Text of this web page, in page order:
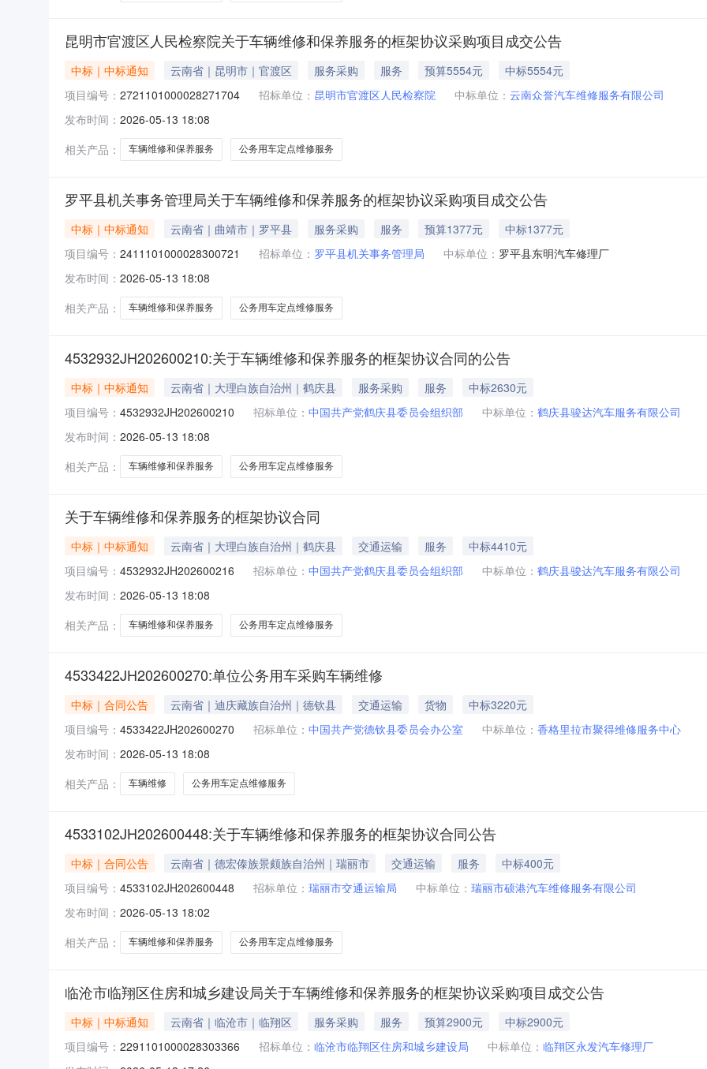
昆明市官渡区人民检察院关于车辆维修和保养服务的框架协议采购项目成交公告
中标｜中标通知 云南省｜昆明市｜官渡区 服务采购 服务 预算5554元
中标5554元
项目编号： 2721101000028271704 招标单位： 昆明市官渡区人民检察院 中标单位： 云南众誉汽车维修服务有限公司
发布时间： 2026-05-13 18:08
相关产品：
车辆维修和保养服务 公务用车定点维修服务
罗平县机关事务管理局关于车辆维修和保养服务的框架协议采购项目成交公告
中标｜中标通知 云南省｜曲靖市｜罗平县 服务采购 服务 预算1377元
中标1377元
项目编号： 2411101000028300721 招标单位： 罗平县机关事务管理局 中标单位： 罗平县东明汽车修理厂
发布时间： 2026-05-13 18:08
相关产品：
车辆维修和保养服务 公务用车定点维修服务
4532932JH202600210:关于车辆维修和保养服务的框架协议合同的公告
中标｜中标通知 云南省｜大理白族自治州｜鹤庆县 服务采购 服务
中标2630元
项目编号： 4532932JH202600210 招标单位： 中国共产党鹤庆县委员会组织部 中标单位： 鹤庆县骏达汽车服务有限公司
发布时间： 2026-05-13 18:08
相关产品：
车辆维修和保养服务 公务用车定点维修服务
关于车辆维修和保养服务的框架协议合同
中标｜中标通知 云南省｜大理白族自治州｜鹤庆县 交通运输 服务
中标4410元
项目编号： 4532932JH202600216 招标单位： 中国共产党鹤庆县委员会组织部 中标单位： 鹤庆县骏达汽车服务有限公司
发布时间： 2026-05-13 18:08
相关产品：
车辆维修和保养服务 公务用车定点维修服务
4533422JH202600270:单位公务用车采购车辆维修
中标｜合同公告 云南省｜迪庆藏族自治州｜德钦县 交通运输 货物
中标3220元
项目编号： 4533422JH202600270 招标单位： 中国共产党德钦县委员会办公室 中标单位： 香格里拉市聚得维修服务中心
发布时间： 2026-05-13 18:08
相关产品：
车辆维修 公务用车定点维修服务
4533102JH202600448:关于车辆维修和保养服务的框架协议合同公告
中标｜合同公告 云南省｜德宏傣族景颇族自治州｜瑞丽市 交通运输 服务
中标400元
项目编号： 4533102JH202600448 招标单位： 瑞丽市交通运输局 中标单位： 瑞丽市硕港汽车维修服务有限公司
发布时间： 2026-05-13 18:02
相关产品：
车辆维修和保养服务 公务用车定点维修服务
临沧市临翔区住房和城乡建设局关于车辆维修和保养服务的框架协议采购项目成交公告
中标｜中标通知 云南省｜临沧市｜临翔区 服务采购 服务 预算2900元
中标2900元
项目编号： 2291101000028303366 招标单位： 临沧市临翔区住房和城乡建设局 中标单位： 临翔区永发汽车修理厂